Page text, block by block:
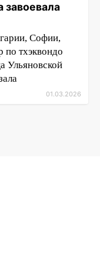
завоевала
Софии,
тхэквондо
Ульяновской
01.03.2026